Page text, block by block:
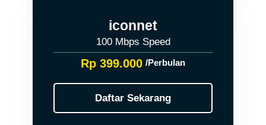
iconnet
100 Mbps Speed
Rp 399.000 /Perbulan
Daftar Sekarang